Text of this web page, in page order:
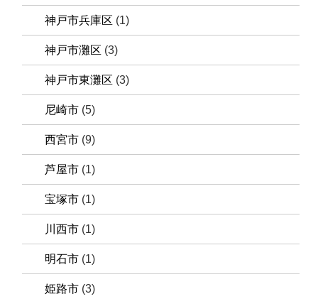
神戸市兵庫区 (1)
神戸市灘区 (3)
神戸市東灘区 (3)
尼崎市 (5)
西宮市 (9)
芦屋市 (1)
宝塚市 (1)
川西市 (1)
明石市 (1)
姫路市 (3)